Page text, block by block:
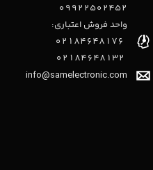
09922502452
واحد فروش اعتباری:
info@samelectronic.com